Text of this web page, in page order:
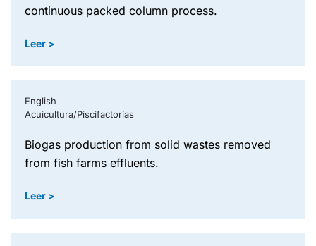
continuous packed column process.
Leer >
English
Acuicultura/Piscifactorías
biogas production from solid wastes removed
from fish farms effluents.
Leer >